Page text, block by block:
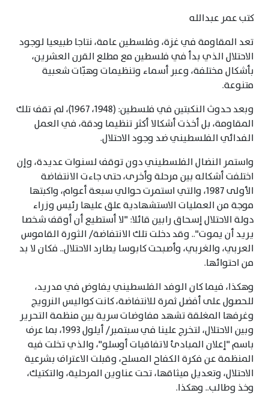
كتب عمر عبدالله
تعد المقاومة في غزة، وفلسطين عامة، نتاجا طبيعيا لوجود
الاحتلال الذي بدأ في فلسطين مع مطلع القرن العشرين،
بأشكال مختلفة، وعبر أسماء وتنظيمات وهبّات شعبية
متنوعة.
وبعد حدوث النكبتين في فلسطين: (1948، 1967)، لم تقف تلك
المقاومة، بل أخذت أشكالا أكثر تنظيما ودقة، في العمل
الفدائي الفلسطيني ضد وجود الاحتلال.
واستمر النضال الفلسطيني دون توقف لسنوات عديدة، وإن
اختلفت أشكاله بين مرحلة وأخرى، حتى جاءت الانتفاضة
الأولى 1987، والتي استمرت حوالي سبعة أعوام، واكبتها
موجة من العمليات الاستشهادية علق عليها رئيس وزراء
دولة الاحتلال إسحاق رابين قائلا: "لا أستطيع أن أوقف شخصا
يريد أن يموت".. وقد دخلت تلك الانتفاضة/ الثورة القاموس
العربي، والغربي، وأصبحت كابوسا يطارد الاحتلال.. فكان لا بد
من احتوائها.
وهكذا، فيما كان الوفد الفلسطيني يفاوض في مدريد،
للحصول على أفضل ثمرة للانتفاضة، كانت كواليس النرويج
وغرفها المغلقة تشهد مفاوضات سرية بين منظمة التحرير
وبين الاحتلال، لتخرج علينا في سبتمبر/ أيلول 1993، بما عرف
باسم "إعلان المبادئ لاتفاقيات أوسلو"، والذي تخلت فيه
المنظمة عن فكرة الكفاح المسلح، وقبلت الاعتراف بشرعية
الاحتلال، وتعديل ميثاقها، تحت عناوين المرحلية، والتكتيك،
وخذ وطالب.. وهكذا.